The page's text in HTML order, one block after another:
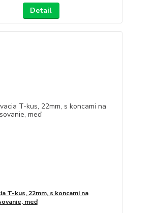
Detail
T-kus, 22mm, s koncami na
meď